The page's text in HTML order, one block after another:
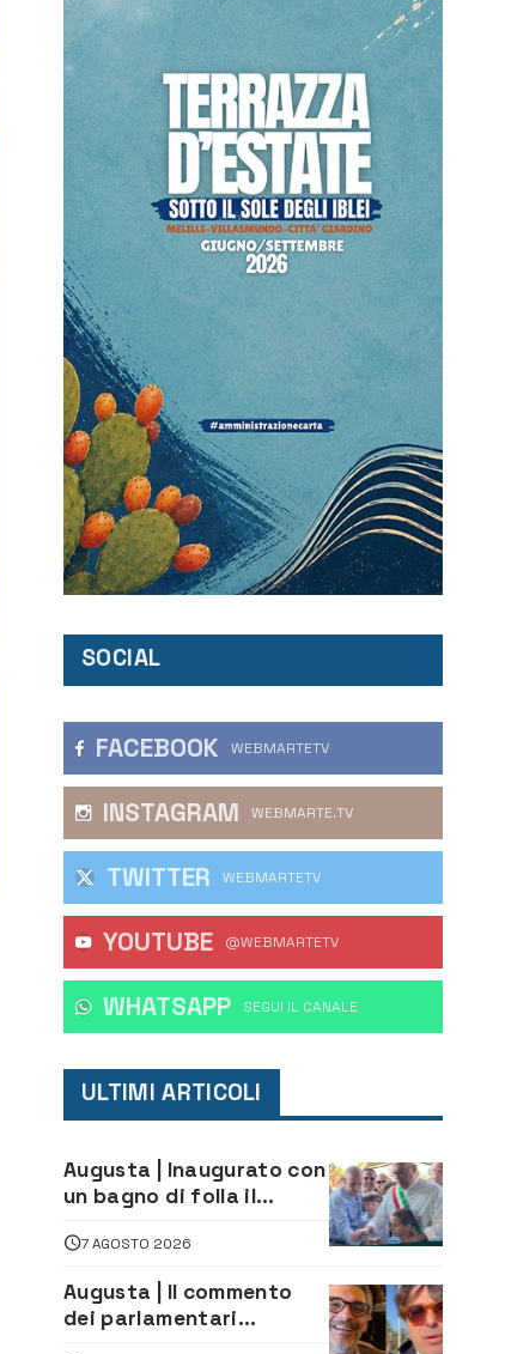
SOCIAL
FACEBOOK WEBMARTETV
INSTAGRAM WEBMARTE.TV
TWITTER WEBMARTETV
YOUTUBE @WEBMARTETV
WHATSAPP ‎SEGUI IL CANALE
ULTIMI ARTICOLI
Augusta | Inaugurato con
un bagno di folla il
Moro
7 AGOSTO 2026
Augusta | Il commento
dei parlamentari